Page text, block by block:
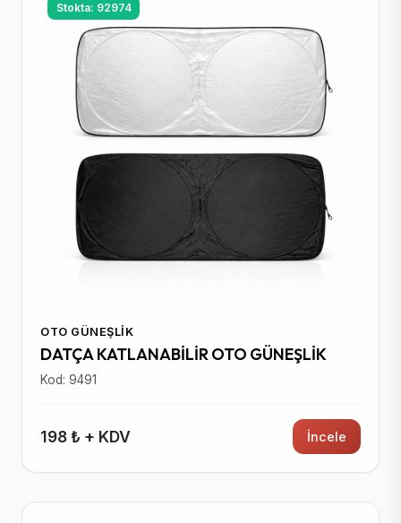
Stokta: 92974
OTO GÜNEŞLIK
DATÇA KATLANABİLİR OTO GÜNEŞLİK
Kod: 9491
198 ₺ + KDV İncele